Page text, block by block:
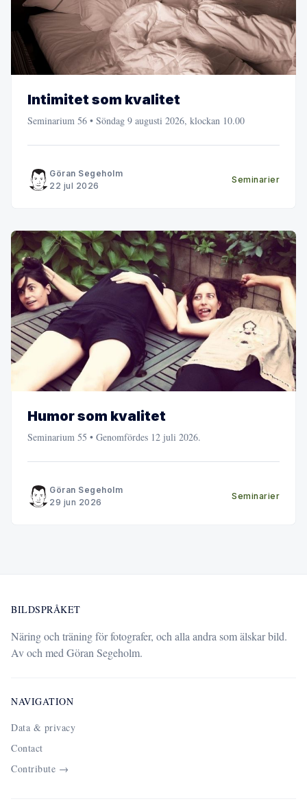
Intimitet som kvalitet
Seminarium 56 • Söndag 9 augusti 2026, klockan 10.00
Göran Segeholm
22 jul 2026
Seminarier
Humor som kvalitet
Seminarium 55 • Genomfördes 12 juli 2026.
Göran Segeholm
29 jun 2026
Seminarier
BILDSPRÅKET
Näring och träning för fotografer, och alla andra som älskar bild.
Av och med Göran Segeholm.
NAVIGATION
Data & privacy
Contact
Contribute →